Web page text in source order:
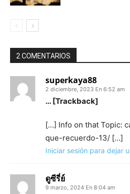
2 COMENTARIOS
superkaya88
2 diciembre, 2023 En 6:52 am
… [Trackback]
[…] Info on that Topic:
que-recuerdo-13/ […]
Iniciar sesión para dejar
ดูซีรี่ย์
9 marzo, 2024 En 8:04 am